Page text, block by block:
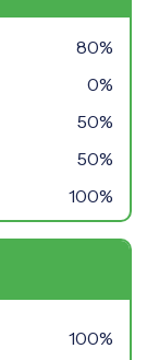
80%
0%
50%
50%
100%
100%